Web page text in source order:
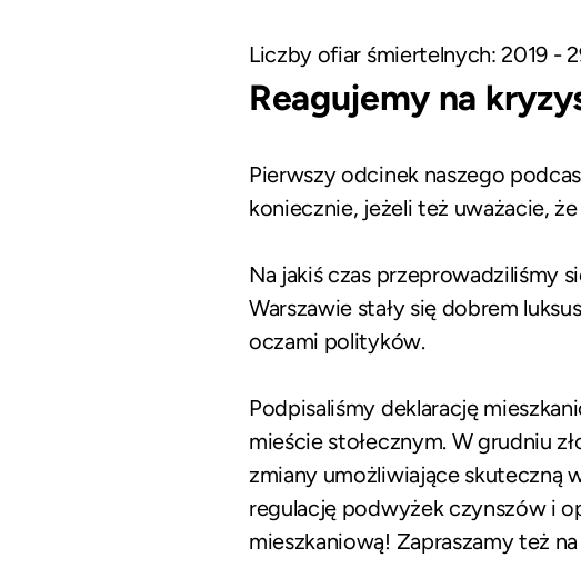
Liczby ofiar śmiertelnych: 2019 -
Reagujemy na
Pierwszy odcinek naszego
koniecznie, jeżeli też uważacie,
Na jakiś czas przeprowadziliśmy
Warszawie stały się dobrem
oczami polityków.
Podpisaliśmy deklarację
mieście stołecznym. W grudniu
zmiany umożliwiające skuteczną
regulację podwyżek czynszów i
mieszkaniową! Zapraszamy też